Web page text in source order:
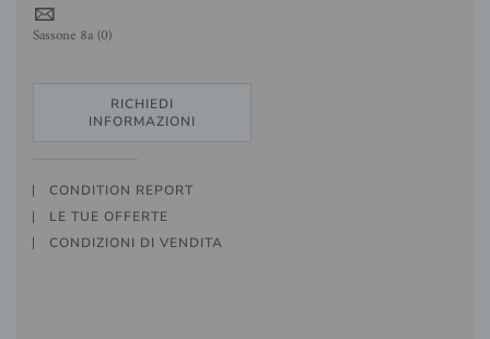
4
Sassone 8a (0)
RICHIEDI
INFORMAZIONI
CONDITION REPORT
LE TUE OFFERTE
CONDIZIONI DI VENDITA